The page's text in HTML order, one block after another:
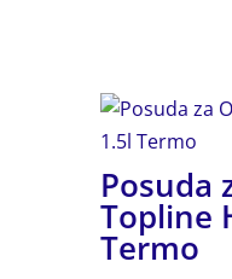
Posuda
Topline
Termo